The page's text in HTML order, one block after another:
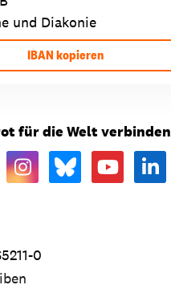
und Diakonie
IBAN kopieren
für die Welt verbinden
0